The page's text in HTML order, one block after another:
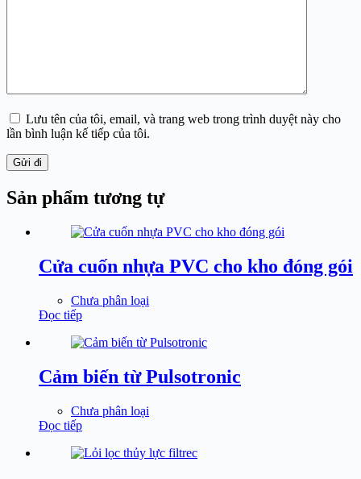
Lưu tên của tôi, email, và trang web trong trình duyệt này cho
lần bình luận kế tiếp của tôi.
Gửi đi
Sản phẩm tương tự
Cửa cuốn nhựa PVC cho kho đóng gói
Chưa phân loại
Đọc tiếp
Cảm biến từ Pulsotronic
Chưa phân loại
Đọc tiếp